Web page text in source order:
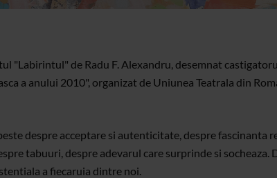
"Labirintul" de Radu F. Alexandru, desemnat
a anului 2010", organizat de Uniunea Teatrala din
despre acceptare si autenticitate, despre fascinanta
tabuuri, despre adevarul care surprinde si socheaza.
a fiecaruia dintre noi.